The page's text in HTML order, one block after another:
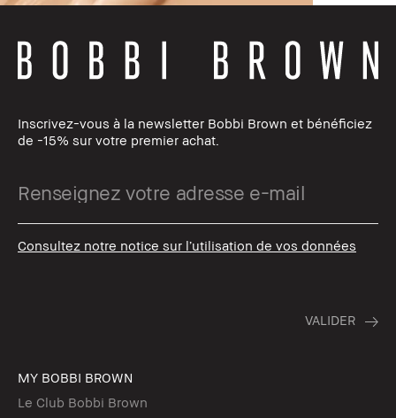
Inscrivez-vous à la newsletter Bobbi Brown et bénéficiez
de -15% sur votre premier achat.
Consultez notre notice sur l’utilisation de vos données
MY BOBBI BROWN
Le Club Bobbi Brown